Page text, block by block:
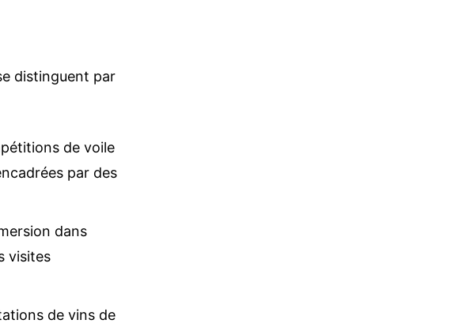
distinguent par
de voile
par des
dans
visites
de vins de